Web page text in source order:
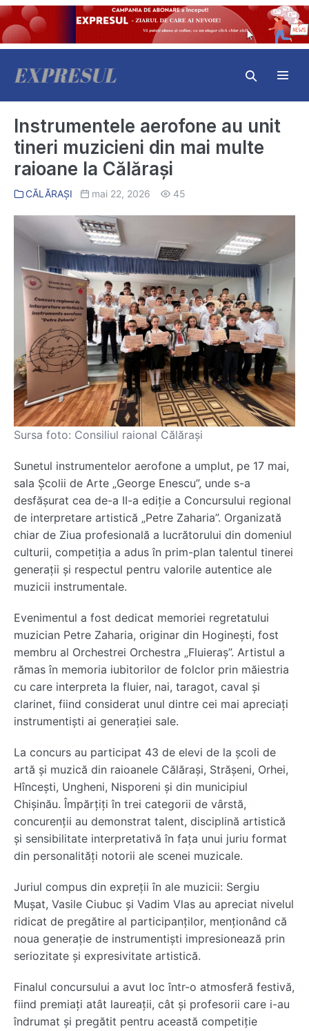
Skip
to
content
Search
Instrumentele aerofone au unit
tineri muzicieni din mai multe
raioane la Călărași
CĂLĂRAȘI mai 22, 2026 45
Sursa foto: Consiliul raional Călărași
Sunetul instrumentelor aerofone a umplut, pe 17 mai,
sala Școlii de Arte „George Enescu”, unde s-a
desfășurat cea de-a II-a ediție a Concursului regional
de interpretare artistică „Petre Zaharia”. Organizată
chiar de Ziua profesională a lucrătorului din domeniul
culturii, competiția a adus în prim-plan talentul tinerei
generații și respectul pentru valorile autentice ale
muzicii instrumentale.
Evenimentul a fost dedicat memoriei regretatului
muzician Petre Zaharia, originar din Hoginești, fost
membru al Orchestrei Orchestra „Fluieraș”. Artistul a
rămas în memoria iubitorilor de folclor prin măiestria
cu care interpreta la fluier, nai, taragot, caval și
clarinet, fiind considerat unul dintre cei mai apreciați
instrumentiști ai generației sale.
La concurs au participat 43 de elevi de la școli de
artă și muzică din raioanele Călărași, Strășeni, Orhei,
Hîncești, Ungheni, Nisporeni și din municipiul
Chișinău. Împărțiți în trei categorii de vârstă,
concurenții au demonstrat talent, disciplină artistică
și sensibilitate interpretativă în fața unui juriu format
din personalități notorii ale scenei muzicale.
Juriul compus din expreții în ale muzicii: Sergiu
Mușat, Vasile Ciubuc și Vadim Vlas au apreciat nivelul
ridicat de pregătire al participanților, menționând că
noua generație de instrumentiști impresionează prin
seriozitate și expresivitate artistică.
Finalul concursului a avut loc într-o atmosferă festivă,
fiind premiați atât laureații, cât și profesorii care i-au
îndrumat și pregătit pentru această competiție